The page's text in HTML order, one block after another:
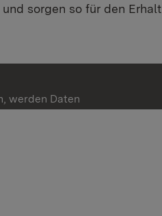
sorgen so für den Erhalt
werden Daten